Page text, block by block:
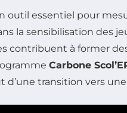
outil essentiel pour
la sensibilisation des
contribuent à former
Carbone
d’une transition vers